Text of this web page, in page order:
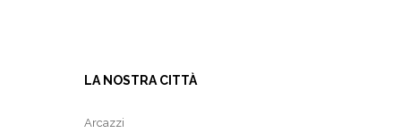
LA NOSTRA CITTÀ
Arcazzi